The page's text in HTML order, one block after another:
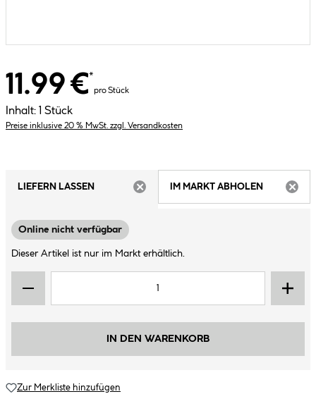
11.99 €*
pro Stück
Inhalt: 1 Stück
Preise inklusive 20 % MwSt. zzgl. Versandkosten
LIEFERN LASSEN
IM MARKT ABHOLEN
Online nicht verfügbar
Dieser Artikel ist nur im Markt erhältlich.
IN DEN WARENKORB
Zur Merkliste hinzufügen